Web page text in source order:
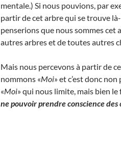
mentale.) Si nous pouvions, par
partir de cet arbre qui se trouve
penserions que nous sommes cet
autres arbres et de toutes autres
Mais nous percevons à partir de
nommons «Moi» et c’est donc non
«Moi» qui nous limite, mais bien le
ne pouvoir prendre conscience des